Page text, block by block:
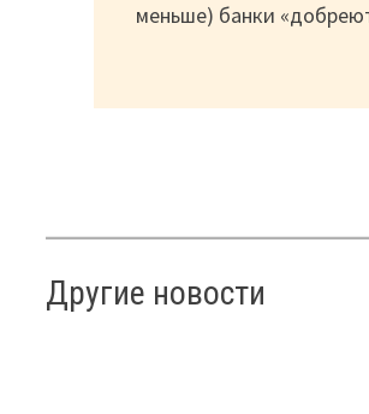
меньше) банки
Другие новости